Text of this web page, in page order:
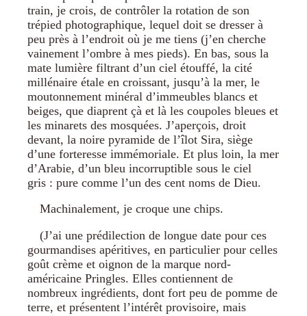
train, je crois, de contrôler la rotation de son
trépied photographique, lequel doit se dresser à
peu près à l’endroit où je me tiens (j’en cherche
vainement l’ombre à mes pieds). En bas, sous la
mate lumière filtrant d’un ciel étouffé, la cité
millénaire étale en croissant, jusqu’à la mer, le
moutonnement minéral d’immeubles blancs et
beiges, que diaprent çà et là les coupoles bleues et
les minarets des mosquées. J’aperçois, droit
devant, la noire pyramide de l’îlot Sira, siège
d’une forteresse immémoriale. Et plus loin, la mer
d’Arabie, d’un bleu incorruptible sous le ciel
gris : pure comme l’un des cent noms de Dieu.
Machinalement, je croque une chips.
(J’ai une prédilection de longue date pour ces
gourmandises apéritives, en particulier pour celles
goût crème et oignon de la marque nord-
américaine Pringles. Elles contiennent de
nombreux ingrédients, dont fort peu de pomme de
terre, et présentent l’intérêt provisoire, mais